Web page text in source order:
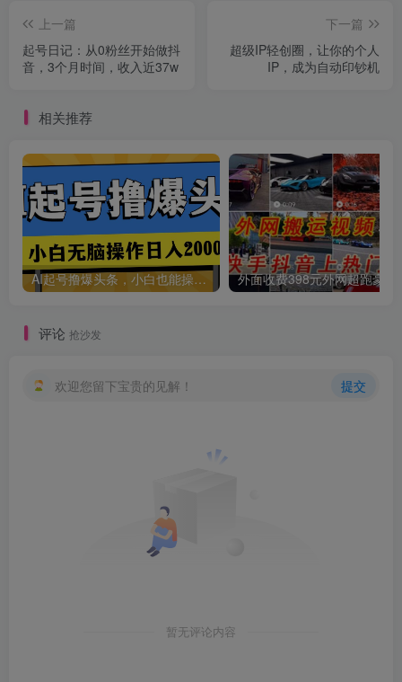
上一篇
起号日记：从0粉丝开始做抖
音，3个月时间，收入近37w
下一篇
超级IP轻创圈，让你的个人
IP，成为自动印钞机
相关推荐
AI起号撸爆头条，小白也能操作，日入2000+
评论 抢沙发
欢迎您留下宝贵的见解！ 提交
暂无评论内容